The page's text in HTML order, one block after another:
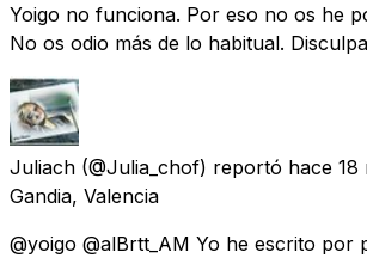
Yoigo no funciona. Por eso no os he
No os odio más de lo habitual.
Juliach (@Julia_chof) reportó hace 18
Gandia, Valencia
@yoigo @alBrtt_AM Yo he escrito por